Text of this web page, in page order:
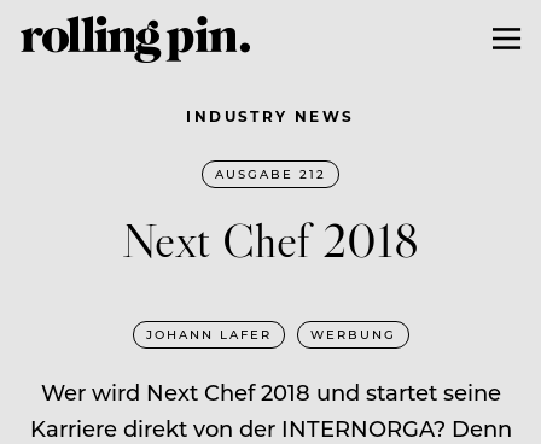
INDUSTRY NEWS
AUSGABE 212
Next Chef 2018
JOHANN LAFER WERBUNG
Wer wird Next Chef 2018 und startet seine
Karriere direkt von der INTERNORGA? Denn